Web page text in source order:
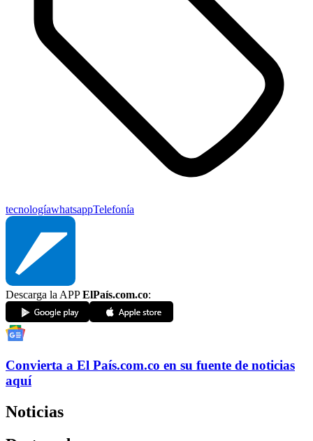
tecnologíawhatsappTelefonía
Descarga la APPElPaís.com.co:
Convierta a El País.com.co en su fuente de noticias
aquí
Noticias